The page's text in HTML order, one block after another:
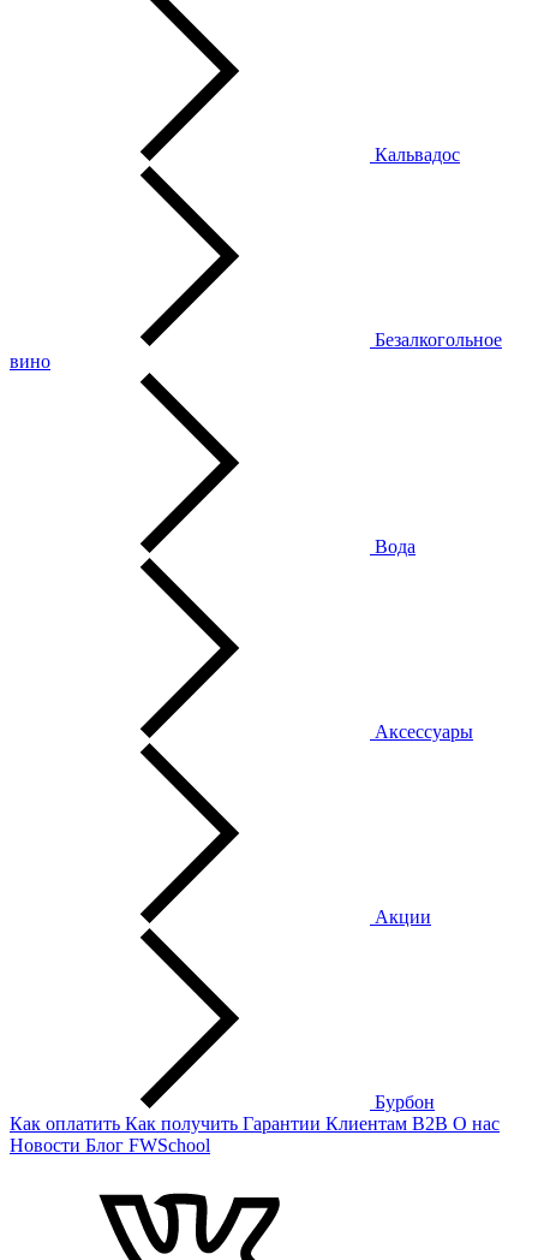
Кальвадос
Безалкогольное
вино
Вода
Аксессуары
Акции
Бурбон
Как оплатить Как получить Гарантии Клиентам B2B О нас
Новости Блог FWSchool